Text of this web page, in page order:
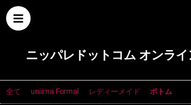
ニッパレドットコム オンラ
全て uniima Formal レディーメイド ボトム